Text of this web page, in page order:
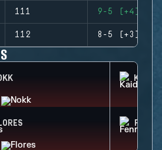
111 9-5 (+4)
112 8-5 (+3)
KAID